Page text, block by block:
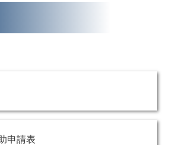
申請表